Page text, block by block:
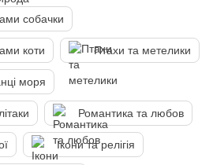
собачки
коти Птахи та метелики
моря
Романтика та любов
Ікони та релігія